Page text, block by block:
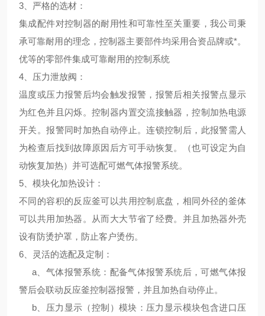
3、 严格的选材 ：
集成配件对控制器的耐用性和可靠性至关重要，我公司秉
承可靠耐用的理念，控制器主要部件均采用合资品牌或*。
优等的零部件集成可靠耐用的控制系统
4、压力泄放阀：
温度或压力报警后均会触发报警，报警后相关报警点显示
为红色并且闪烁。控制器内置交流接触器，控制加热电源
开关。报警同时加热自动停止。连锁控制后，此报警需人
为检查后找到故障原因后方可手动恢复。（也可设定为自
动恢复加热）并可选配可燃气体报警系统。
5、 模块化加热设计 ：
不同的容积的反应釜可以共用控制底盘，相同外径的釜体
可以共用加热器。从而大大节省了经费。并且加热器外壳
设有防烫护罩，防止客户烫伤。
6、
灵活的选配及定制 ：
a、气体报警系统：配备气体报警系统后，可燃气体报
警后会联动反应釜控制器报警，并且加热自动停止。
b、压力显示（控制）模块：压力显示模块包含进口压